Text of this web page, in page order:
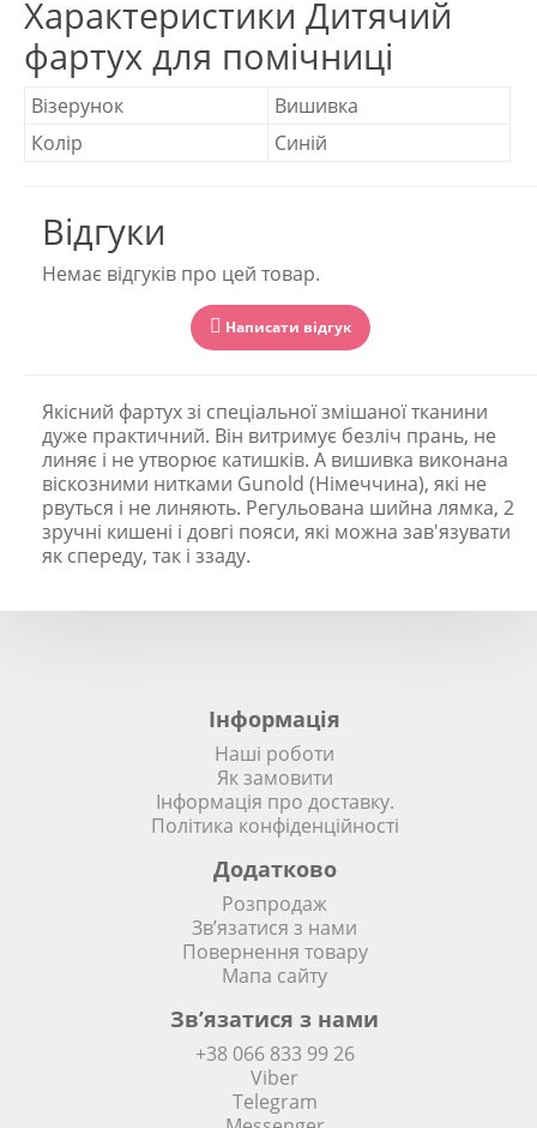
Характеристики Дитячий
фартух для помічниці
Візерунок
Вишивка
Колір
Синій
Відгуки
Немає відгуків про цей товар.
Написати відгук
Якісний фартух зі спеціальної змішаної тканини
дуже практичний. Він витримує безліч прань, не
линяє і не утворює катишків. А вишивка виконана
віскозними нитками Gunold (Німеччина), які не
рвуться і не линяють. Регульована шийна лямка, 2
зручні кишені і довгі пояси, які можна зав'язувати
як спереду, так і ззаду.
Інформація
Наші роботи
Як замовити
Інформація про доставку.
Політика конфіденційності
Додатково
Розпродаж
Зв’язатися з нами
Повернення товару
Мапа сайту
Зв’язатися з нами
+38 066 833 99 26
Viber
Telegram